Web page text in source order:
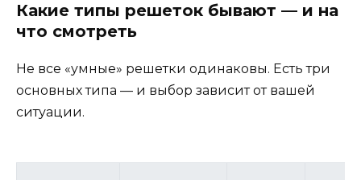
Какие типы решеток бывают — и на
что смотреть
Не все «умные» решетки одинаковы. Есть три
основных типа — и выбор зависит от вашей
ситуации.